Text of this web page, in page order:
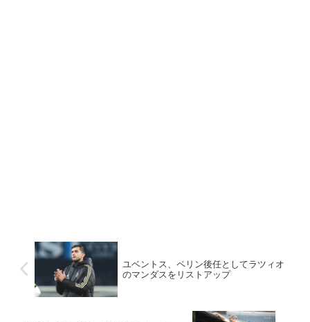
ユベントス、ペリン後任としてラツィオ
のマンダスをリストアップ